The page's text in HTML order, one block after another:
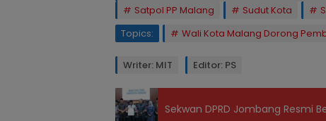
Satpol PP Malang
Sudut Kota
Topics:
Wali Kota Malang Dorong
Writer: MIT Editor: PS
Sekwan DPRD Jombang Resmi